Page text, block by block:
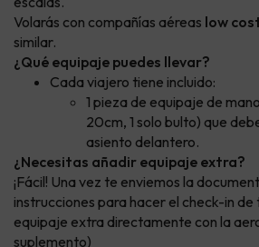
Volarás con compañías aéreas low
similar.
¿Qué equipaje puedes llevar?
Cada viajero tiene incluido:
1 pieza de equipaje de
20cm, 1 solo bulto) que
asiento delantero.
¿Necesitas añadir equipaje extra?
¡Fácil! Una vez te enviemos la
instrucciones para hacer el check-in de
equipaje extra directamente con la
suplemento)